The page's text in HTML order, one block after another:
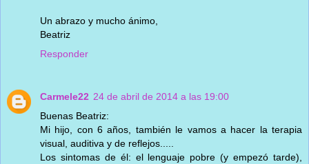
Un abrazo y mucho ánimo,
Beatriz
Responder
Carmele22 24 de abril de 2014 a las 19:00
Buenas Beatriz:
Mi hijo, con 6 años, también le vamos a hacer la terapia
visual, auditiva y de reflejos.....
Los sintomas de él: el lenguaje pobre (y empezó tarde),